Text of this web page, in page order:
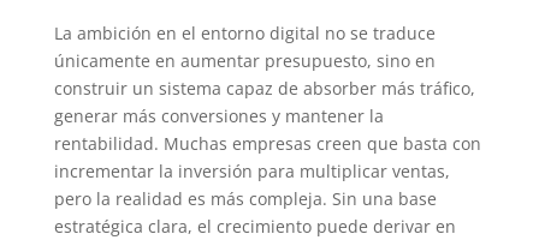
La ambición en el entorno digital no se traduce
únicamente en aumentar presupuesto, sino en
construir un sistema capaz de absorber más tráfico,
generar más conversiones y mantener la
rentabilidad. Muchas empresas creen que basta con
incrementar la inversión para multiplicar ventas,
pero la realidad es más compleja. Sin una base
estratégica clara, el crecimiento puede derivar en